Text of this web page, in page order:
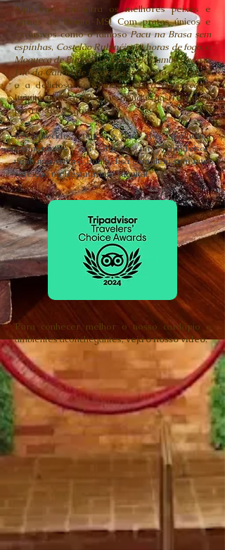
Aqui você encontra os melhores peixes e
carnes de Bonito-MS! Com pratos únicos e
exclusivos como o famosoPacu na Brasa sem
espinhas, Costelão Rubinéia 10 horas de fogo, a
Moqueca de Pintado, oCamarão Lambe Dedo, o
Filé da Cauda de Jacaré na manteiga de garrafa
e a deliciosa sobremesaChico Balanceado,
Juanita tem uma experiência gastronômica
para todos os gostos!
Reconhecido como o um dos melhores
restaurantes em Bonito na Tripadvisor,
nenhuma visita a Bonito fica completa sem uma
refeição no Restaurante Juanita!
Para conhecer melhor o nosso cardápio e
ambientesaconchegantes,veja o nosso vídeo: